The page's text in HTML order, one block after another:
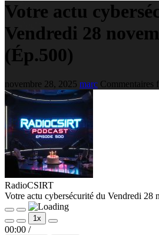
Votre actu
Vendredi 28
(Ép.500)
novembre 28, 2025 marc Commentaires
RadioCSIRT
Votre actu cybersécurité du Vendredi 28
1x
00:00 /